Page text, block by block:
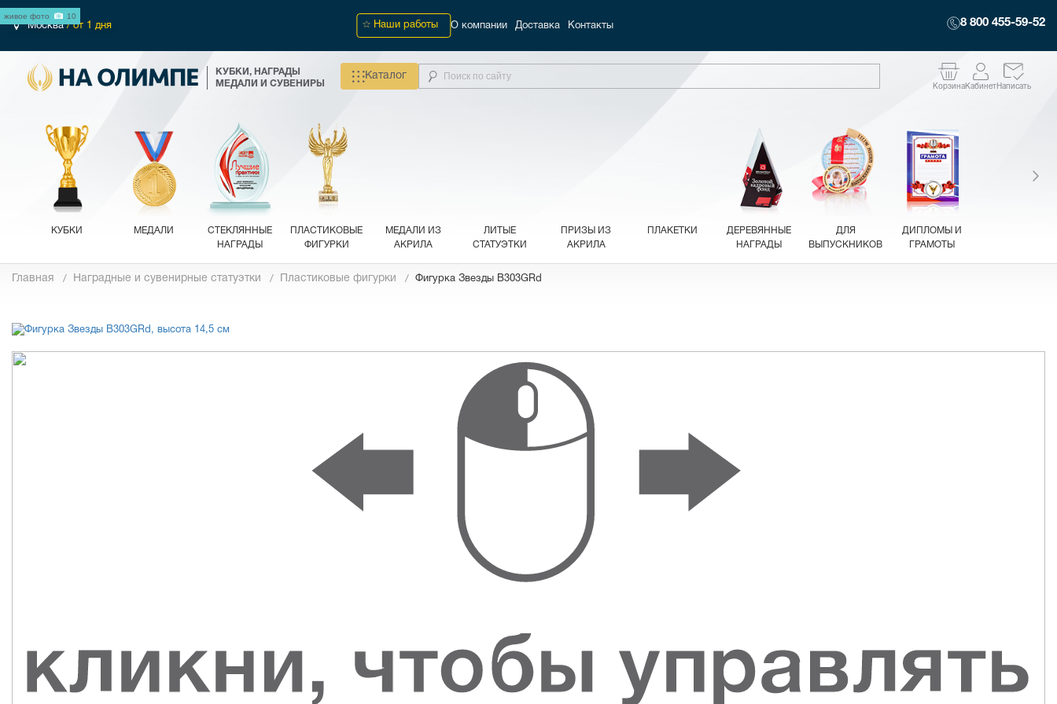
Москва/ от 1 дня Наши работы О компании Доставка Контакты 8 800 455-59-52
КУБКИ, НАГРАДЫ
МЕДАЛИ И СУВЕНИРЫ
Каталог
КорзинаКабинетНаписать
КУБКИ МЕДАЛИ
СТЕКЛЯННЫЕ
НАГРАДЫ
ПЛАСТИКОВЫЕ
ФИГУРКИ
МЕДАЛИ ИЗ
АКРИЛА
ЛИТЫЕ
СТАТУЭТКИ
ПРИЗЫ ИЗ
АКРИЛА
ПЛАКЕТКИ
ДЕРЕВЯННЫЕ
НАГРАДЫ
ДЛЯ
ВЫПУСКНИКОВ
ДИПЛОМЫ И
ГРАМОТЫ
Главная Наградные и сувенирные статуэтки Пластиковые фигурки Фигурка Звезды B303GRd
живое фото 10